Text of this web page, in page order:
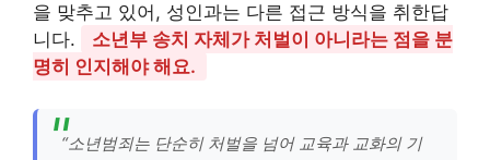
을 맞추고 있어, 성인과는 다른 접근 방식을 취한답
니다.
소년부 송치 자체가 처벌이 아니라는 점을 분
명히 인지해야 해요.
“소년범죄는 단순히 처벌을 넘어 교육과 교화의 기